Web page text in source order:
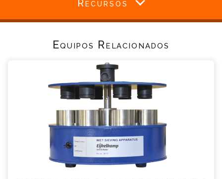
Recursos
Equipos Relacionados